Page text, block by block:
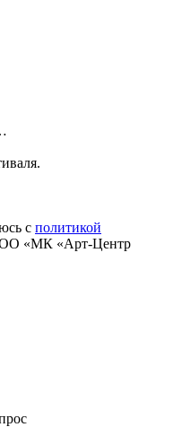
с политикой
«МК «Арт-Центр